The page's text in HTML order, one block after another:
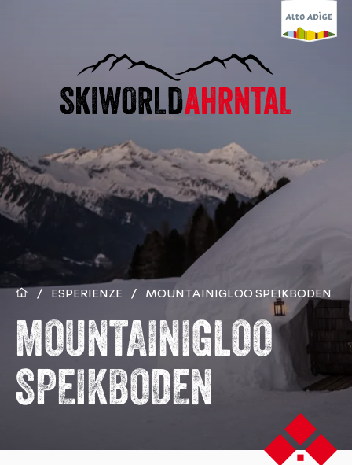
/ ESPERIENZE / MOUNTAINIGLOO SPEIKBODEN
MOUNTAINIGLOO
SPEIKBODEN